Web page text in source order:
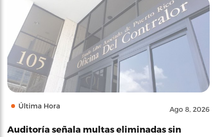
Última Hora Ago 8, 2026
Auditoría señala multas eliminadas sin